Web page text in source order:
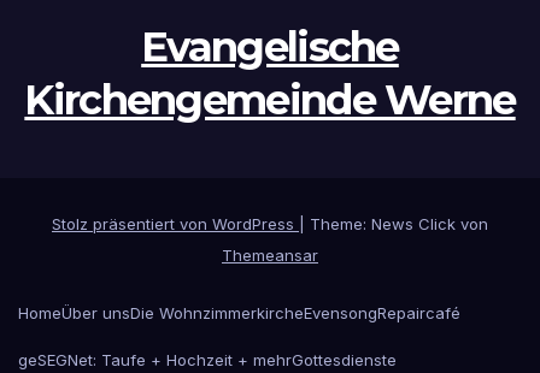
Evangelische
Kirchengemeinde Werne
Stolz präsentiert von WordPress
Theme: News Click von
Themeansar
HomeÜber unsDie WohnzimmerkircheEvensongRepaircafé
geSEGNet: Taufe + Hochzeit + mehrGottesdienste